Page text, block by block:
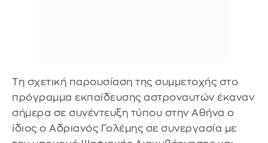
Τη σχετική παρουσίαση της συμμετοχής στο
πρόγραμμα εκπαίδευσης αστροναυτών έκαναν
σήμερα σε συνέντευξη τύπου στην Αθήνα ο
ίδιος ο Αδριανός Γολέμης σε συνεργασία με